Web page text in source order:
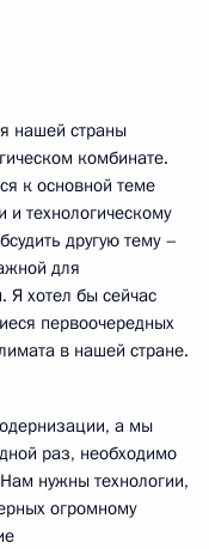
нашей страны
комбинате.
к основной теме
технологическому
другую тему –
для
хотел бы сейчас
первоочередных
в нашей стране.
а мы
раз, необходимо
нужны технологии,
огромному